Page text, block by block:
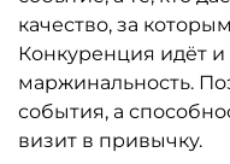
качество, за
Конкуренция идёт
маржинальность.
события, а
визит в привычку.